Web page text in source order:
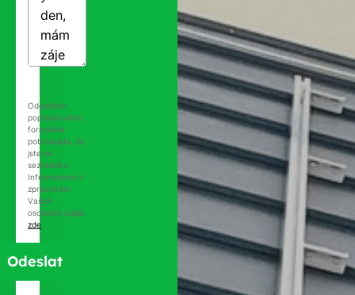
Odesláním
poptávkového
formuláře
potvrzujete, že
jste se
seznámili s
Informacemi o
zpracování
Vašich
osobních údajů
zde